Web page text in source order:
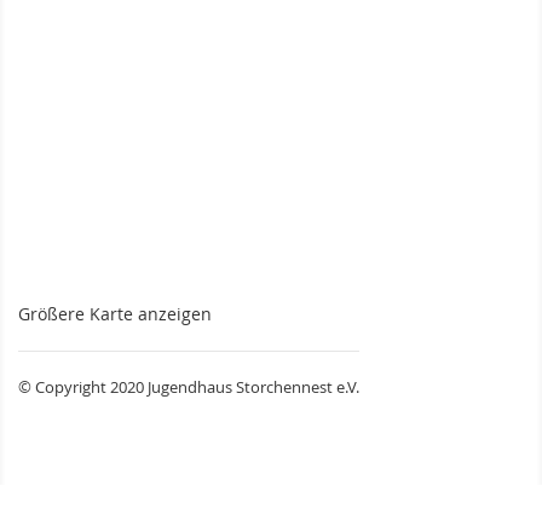
Größere Karte anzeigen
© Copyright 2020 Jugendhaus Storchennest e.V.